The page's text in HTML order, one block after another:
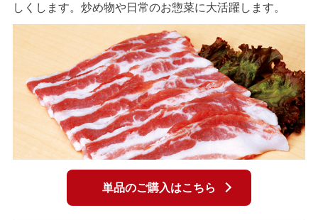
しくします。炒め物や日常のお惣菜に大活躍します。
単品のご購入はこちら